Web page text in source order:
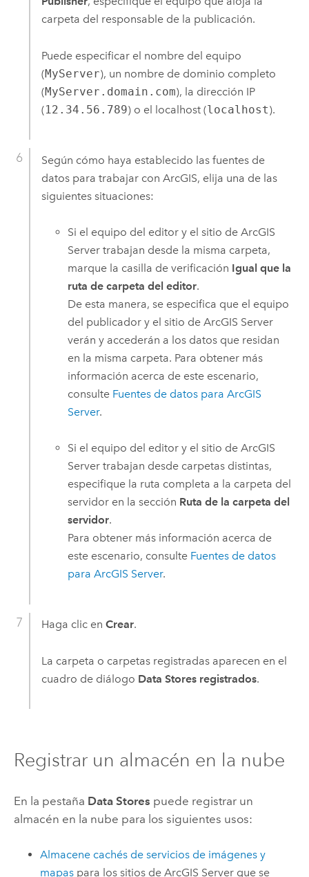
carpeta del responsable de la publicación.
Puede especificar el nombre del equipo
(MyServer), un nombre de dominio completo
(MyServer.domain.com), la dirección IP
(12.34.56.789) o el localhost (localhost).
Según cómo haya establecido las fuentes de
datos para trabajar con ArcGIS, elija una de las
siguientes situaciones:
Si el equipo del editor y el sitio deArcGIS
Server trabajan desde la misma carpeta,
marque la casilla de verificación Igual que la
ruta de carpeta del editor.
De esta manera, se especifica que el equipo
del publicador y el sitio deArcGIS Server
verán y accederán a los datos que residan
en la misma carpeta. Para obtener más
información acerca de este escenario,
consulte Fuentes de datos paraArcGIS
Server.
Si el equipo del editor y el sitio deArcGIS
Server trabajan desde carpetas distintas,
especifique la ruta completa a la carpeta del
servidor en la sección Ruta de la carpeta del
servidor.
Para obtener más información acerca de
este escenario, consulte Fuentes de datos
paraArcGIS Server.
Haga clic en Crear.
La carpeta o carpetas registradas aparecen en el
cuadro de diálogo Data Stores registrados.
Registrar un almacén en la nube
En la pestaña Data Stores puede registrar un
almacén en la nube para los siguientes usos:
Almacene cachés de servicios de imágenes y
mapas para los sitios deArcGIS Server que se